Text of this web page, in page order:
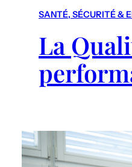
SANTÉ, SÉCURITÉ &
La